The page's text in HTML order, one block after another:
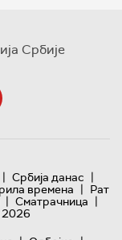
Србије
| Србија данас |
времена | Рат
| Сматрачница |
2026